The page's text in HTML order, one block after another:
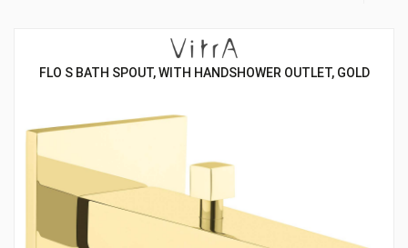
FLO S BATH SPOUT, WITH HANDSHOWER OUTLET, GOLD